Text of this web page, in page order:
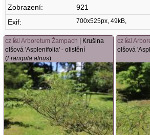
Zobrazení:
921
Exif:
700x525px, 49kB,
cz Arboretum Žampach | Krušina
olšová 'Asplenifolia' - olistění
(Frangula alnus)
cz
olšová